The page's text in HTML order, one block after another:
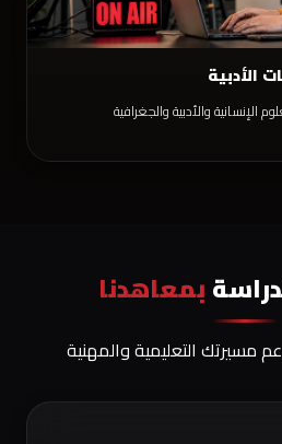
الأدبية
الإنسانية والأدبية والجغرافية
بمعاهدنا
مسيرتك التعليمية والمهنية